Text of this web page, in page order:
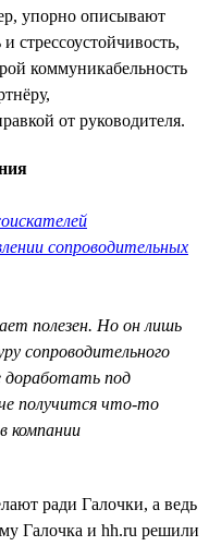
упорно описывают
стрессоустойчивость,
коммуникабельность
от руководителя.
сопроводительных
полезен. Но он лишь
сопроводительного
доработать под
получится что-то
компании
ради Галочки, а ведь
Галочка и hh.ru решили